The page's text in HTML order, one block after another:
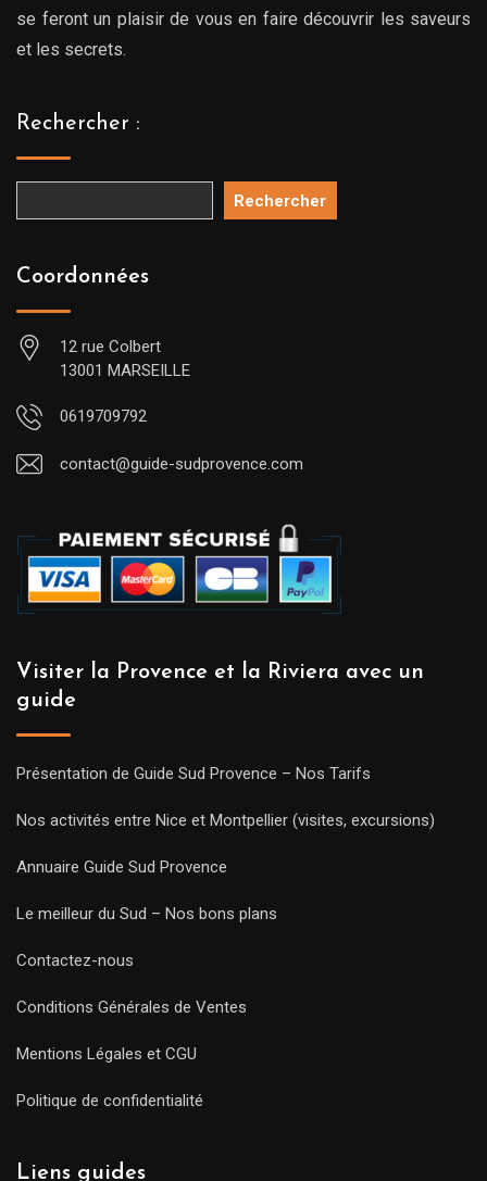
se feront un plaisir de vous en faire découvrir les saveurs
et les secrets.
Rechercher :
Rechercher
Coordonnées
12 rue Colbert
13001 MARSEILLE
0619709792
contact@guide-sudprovence.com
Visiter la Provence et la Riviera avec un
guide
Présentation de Guide Sud Provence – Nos Tarifs
Nos activités entre Nice et Montpellier (visites, excursions)
Annuaire Guide Sud Provence
Le meilleur du Sud – Nos bons plans
Contactez-nous
Conditions Générales de Ventes
Mentions Légales et CGU
Politique de confidentialité
Liens guides